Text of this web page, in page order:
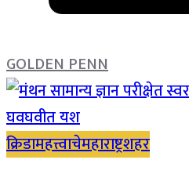
GOLDEN PENN
क्रिडामहत्त्वाचेमहाराष्ट्रशहर